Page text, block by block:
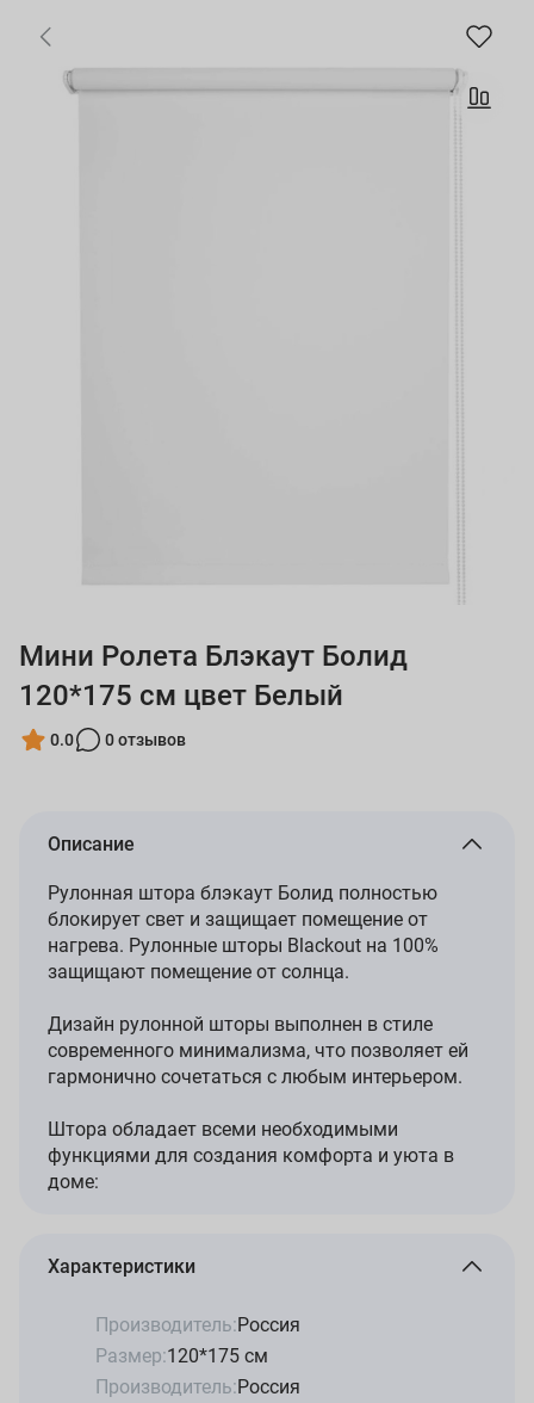
Мини Ролета Блэкаут Болид
120*175 см цвет Белый
0.0 0 отзывов
Описание
Рулонная штора блэкаут Болид полностью
блокирует свет и защищает помещение от
нагрева. Рулонные шторы Blackout на 100%
защищают помещение от солнца.
Дизайн рулонной шторы выполнен в стиле
современного минимализма, что позволяет ей
гармонично сочетаться с любым интерьером.
Штора обладает всеми необходимыми
функциями для создания комфорта и уюта в
доме:
Характеристики
Производитель:Россия
Размер:120*175 см
Производитель:Россия